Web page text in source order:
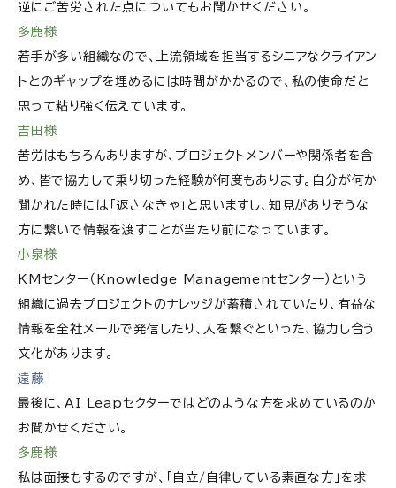
逆にご苦労された点についてもお聞かせください。
多鹿様
若手が多い組織なので、上流領域を担当するシニアなクライアン
トとのギャップを埋めるには時間がかかるので、私の使命だと
思って粘り強く伝えています。
吉田様
苦労はもちろんありますが、プロジェクトメンバーや関係者を含
め、皆で協力して乗り切った経験が何度もあります。自分が何か
聞かれた時には「返さなきゃ」と思いますし、知見がありそうな
方に繋いで情報を渡すことが当たり前になっています。
小泉様
KMセンター（Knowledge Managementセンター）という
組織に過去プロジェクトのナレッジが蓄積されていたり、有益な
情報を全社メールで発信したり、人を繋ぐといった、協力し合う
文化があります。
遠藤
最後に、AI Leapセクターではどのような方を求めているのか
お聞かせください。
多鹿様
私は面接もするのですが、「自立/自律している素直な方」を求